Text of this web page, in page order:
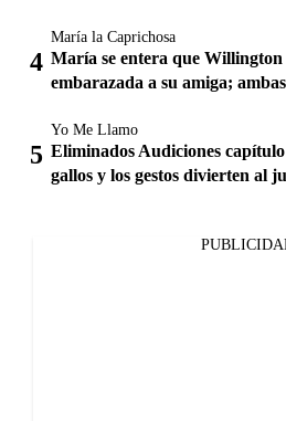
María la Caprichosa
María se entera que
embarazada a su amiga;
Yo Me Llamo
Eliminados Audiciones
gallos y los gestos divierten al